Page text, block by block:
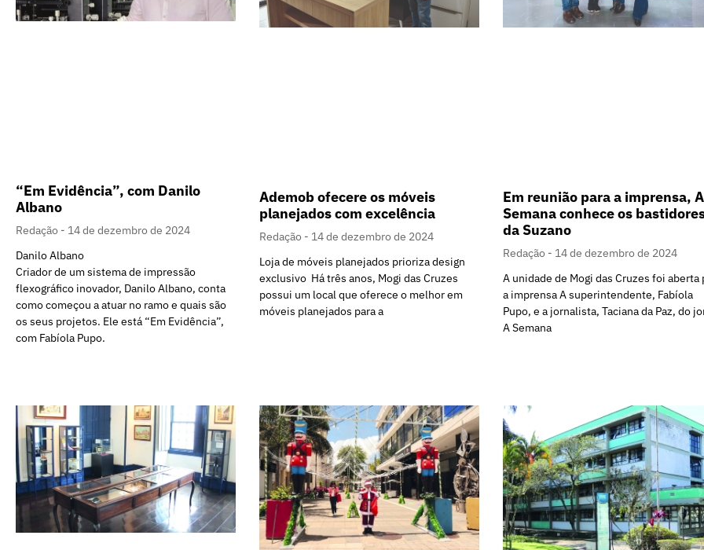
“Em Evidência”, com Danilo
Albano
Redação
14 de dezembro de 2024
Danilo Albano
Criador de um sistema de impressão
flexográfico inovador, Danilo Albano, conta
como começou a atuar no ramo e quais são
os seus projetos. Ele está “Em Evidência”,
com Fabíola Pupo.
Ademob ofecere os móveis
planejados com excelência
Redação
14 de dezembro de 2024
Loja de móveis planejados prioriza design
exclusivo Há três anos, Mogi das Cruzes
possui um local que oferece o melhor em
móveis planejados para a
Em reunião para a imprensa, A
Semana conhece os
da Suzano
Redação
14 de dezembro de 2024
A unidade de Mogi das Cruzes foi aberta
a imprensa A superintendente, Fabíola
Pupo, e a jornalista, Taciana da Paz, do
A Semana